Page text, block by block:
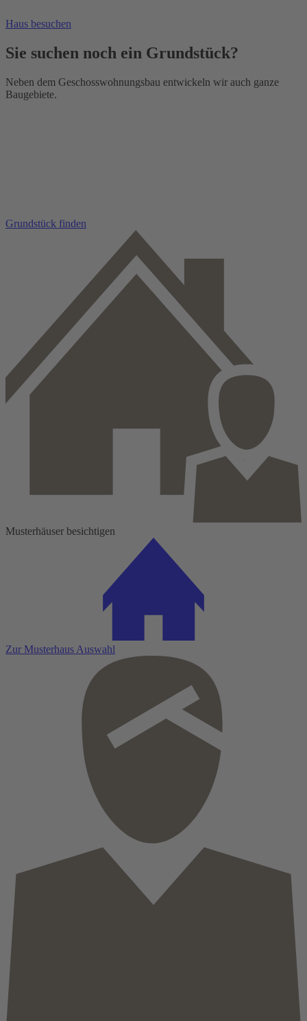
Haus besuchen
Sie suchen noch ein Grundstück?
Neben dem Geschosswohnungsbau entwickeln wir auch ganze
Baugebiete.
Grundstück finden
Musterhäuser besichtigen
Zur Musterhaus Auswahl